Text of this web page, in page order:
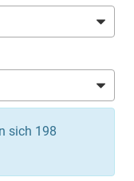
sich 198